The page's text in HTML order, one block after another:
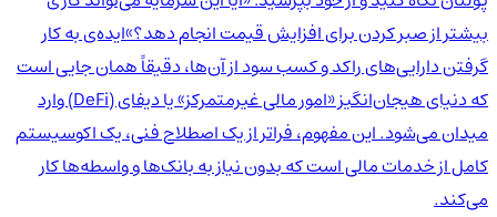
بیشتر از صبر کردن برای افزایش قیمت انجام دهد؟»ایده‌ی به کار
گرفتن دارایی‌های راکد و کسب سود از آن‌ها، دقیقاً همان جایی است
که دنیای هیجان‌انگیز «امور مالی غیرمتمرکز» یا دیفای (DeFi) وارد
میدان می‌شود. این مفهوم، فراتر از یک اصطلاح فنی، یک اکوسیستم
کامل از خدمات مالی است که بدون نیاز به بانک‌ها و واسطه‌ها کار
می‌کند.